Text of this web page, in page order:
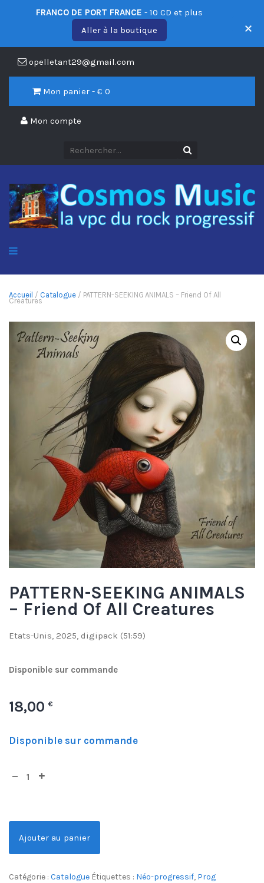
opelletant29@gmail.com
Mon panier - € 0
Mon compte
Accueil / Catalogue / PATTERN-SEEKING ANIMALS – Friend Of All
Creatures
PATTERN-SEEKING ANIMALS
– Friend Of All Creatures
Etats-Unis, 2025, digipack (51:59)
Disponible sur commande
18,00 €
Disponible sur commande
Ajouter au panier
Catégorie : Catalogue Étiquettes : Néo-progressif, Prog
FRANCO DE PORT FRANCE - 10 CD et plus
Aller à la boutique